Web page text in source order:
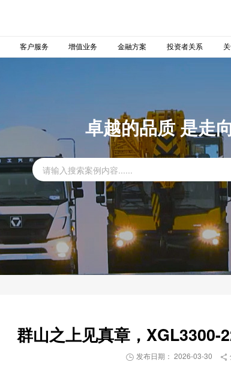
客户服务 增值业务 金融方案 投资者关系
卓越的品质 是走
群山之上见真章，XGL3300-
 发布日期： 2026-03-30 